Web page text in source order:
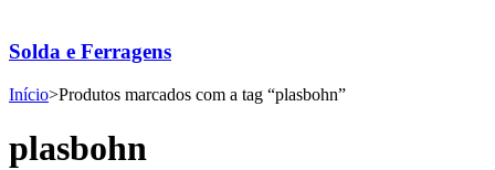
Solda e Ferragens
Início>Produtos marcados com a tag “plasbohn”
plasbohn